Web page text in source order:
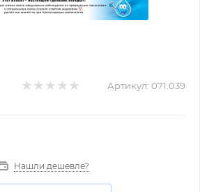
Артикул: 071.039
Нашли дешевле?